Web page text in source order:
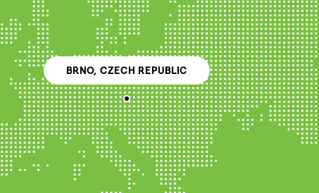
BRNO, CZECH REPUBLIC